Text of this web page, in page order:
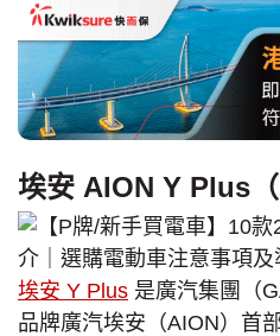
埃安 AION Y Plus（
埃安 Y Plus 是廣汽集團（
品牌廣汽埃安（AION）首